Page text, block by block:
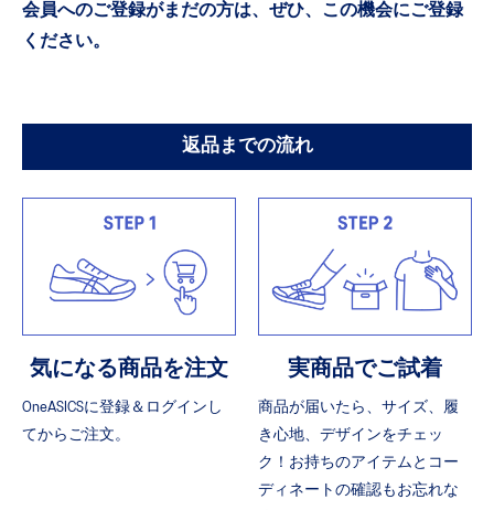
会員へのご登録がまだの方は、ぜひ、この機会にご登録
ください。
返品までの流れ
気になる商品を注文
OneASICSに登録＆ログインし
てからご注文。
実商品でご試着
商品が届いたら、サイズ、履
き心地、デザインをチェッ
ク！お持ちのアイテムとコー
ディネートの確認もお忘れな